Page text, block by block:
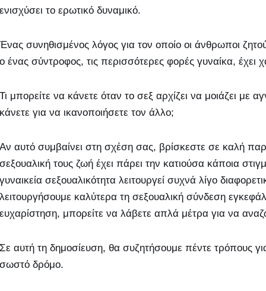
ενισχύσει το ερωτικό δυναμικό.
Ένας συνηθισμένος λόγος για τον οποίο οι άνθρωποι
ο ένας σύντροφος, τις περισσότερες φορές γυναίκα, έχει
Τι μπορείτε να κάνετε όταν το σεξ αρχίζει να μοιάζει
κάνετε για να ικανοποιήσετε τον άλλο;
Αν αυτό συμβαίνει στη σχέση σας, βρίσκεστε σε καλή
σεξουαλική τους ζωή έχει πάρει την κατιούσα κάποια
γυναικεία σεξουαλικότητα λειτουργεί συχνά λίγο
λειτουργήσουμε καλύτερα τη σεξουαλική σύνδεση
ευχαρίστηση, μπορείτε να λάβετε απλά μέτρα για να
Σε αυτή τη δημοσίευση, θα συζητήσουμε πέντε τρόπους
σωστό δρόμο.